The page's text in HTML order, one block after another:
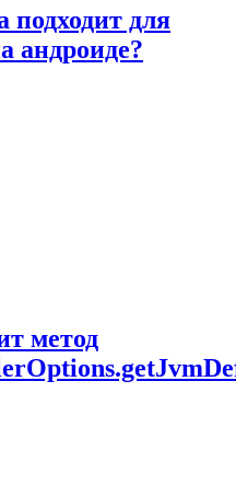
подходит для
андроиде?
метод